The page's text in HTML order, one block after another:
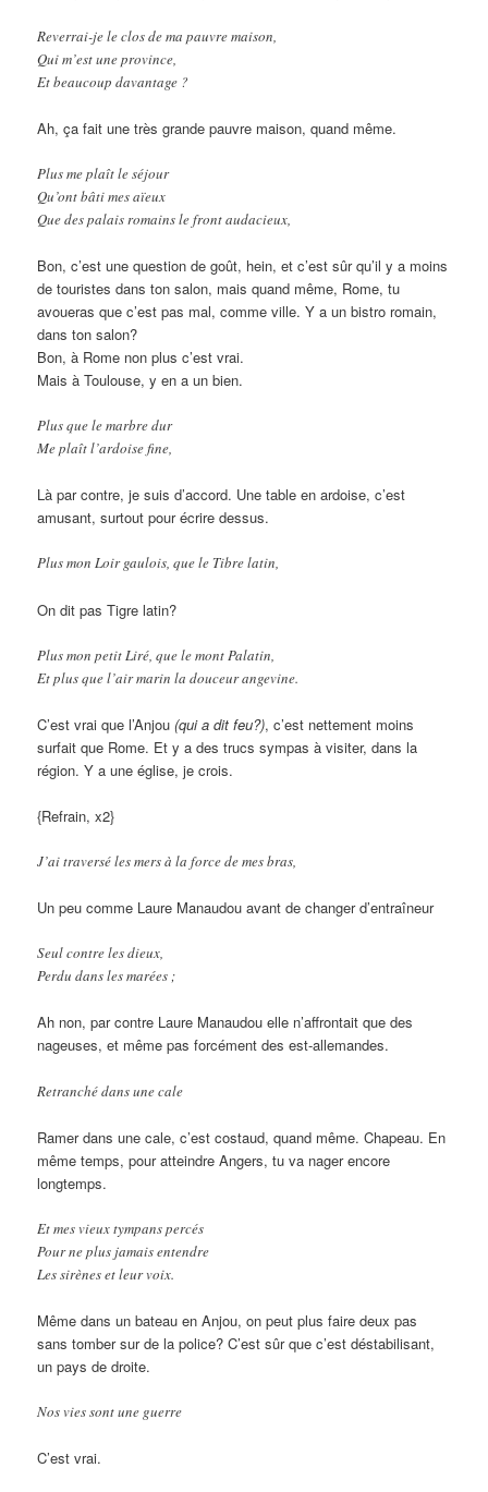
Reverrai-je le clos de ma pauvre maison,
Qui m’est une province,
Et beaucoup davantage ?
Ah, ça fait une très grande pauvre maison, quand même.
Plus me plaît le séjour
Qu’ont bâti mes aïeux
Que des palais romains le front audacieux,
Bon, c’est une question de goût, hein, et c’est sûr qu’il y a moins
de touristes dans ton salon, mais quand même, Rome, tu
avoueras que c’est pas mal, comme ville. Y a un bistro romain,
dans ton salon?
Bon, à Rome non plus c’est vrai.
Mais à Toulouse, y en a un bien.
Plus que le marbre dur
Me plaît l’ardoise fine,
Là par contre, je suis d’accord. Une table en ardoise, c’est
amusant, surtout pour écrire dessus.
Plus mon Loir gaulois, que le Tibre latin,
On dit pas Tigre latin?
Plus mon petit Liré, que le mont Palatin,
Et plus que l’air marin la douceur angevine.
C’est vrai que l’Anjou(qui a dit feu?), c’est nettement moins
surfait que Rome. Et y a des trucs sympas à visiter, dans la
région. Y a une église, je crois.
{Refrain, x2}
J’ai traversé les mers à la force de mes bras,
Un peu comme Laure Manaudou avant de changer d’entraîneur
Seul contre les dieux,
Perdu dans les marées ;
Ah non, par contre Laure Manaudou elle n’affrontait que des
nageuses, et même pas forcément des est-allemandes.
Retranché dans une cale
Ramer dans une cale, c’est costaud, quand même. Chapeau. En
même temps, pour atteindre Angers, tu va nager encore
longtemps.
Et mes vieux tympans percés
Pour ne plus jamais entendre
Les sirènes et leur voix.
Même dans un bateau en Anjou, on peut plus faire deux pas
sans tomber sur de la police? C’est sûr que c’est déstabilisant,
un pays de droite.
Nos vies sont une guerre
C’est vrai.